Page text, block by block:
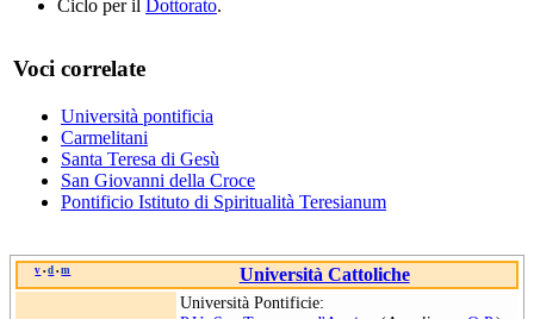
Ciclo per il Dottorato.
Voci correlate
Università pontificia
Carmelitani
Santa Teresa di Gesù
San Giovanni della Croce
Pontificio Istituto di Spiritualità Teresianum
v • d • m Università Cattoliche
Università Pontificie: